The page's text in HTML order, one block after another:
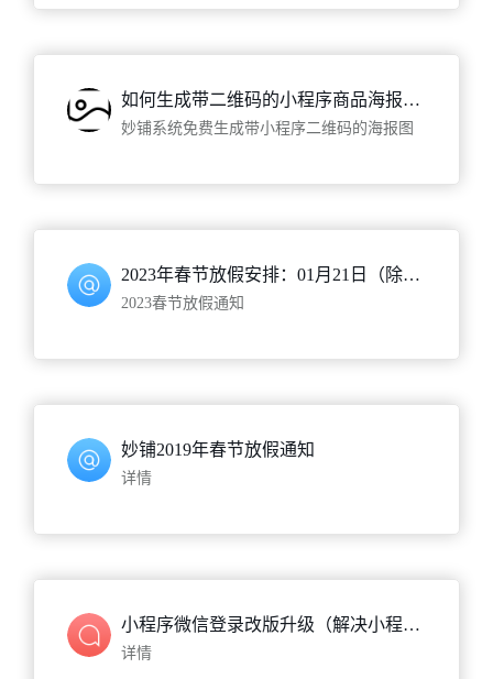
如何生成带二维码的小程序商品海报图？
妙铺系统免费生成带小程序二维码的海报图
2023年春节放假安排：01月21日（除夕）-01月29日（初八）
2023春节放假通知
妙铺2019年春节放假通知
详情
小程序微信登录改版升级（解决小程序审核不通过问题）
详情